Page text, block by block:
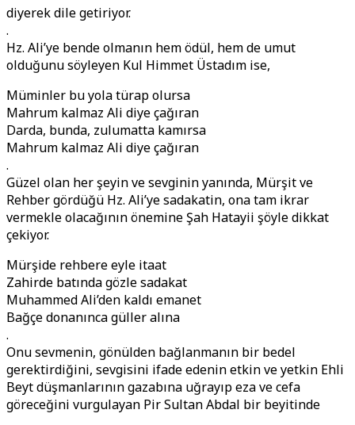
diyerek dile getiriyor.
.
Hz. Ali’ye bende olmanın hem ödül, hem de umut
olduğunu söyleyen Kul Himmet Üstadım ise,
Müminler bu yola türap olursa
Mahrum kalmaz Ali diye çağıran
Darda, bunda, zulumatta kamırsa
Mahrum kalmaz Ali diye çağıran
.
Güzel olan her şeyin ve sevginin yanında, Mürşit ve
Rehber gördüğü Hz. Ali’ye sadakatin, ona tam ikrar
vermekle olacağının önemine Şah Hatayii şöyle dikkat
çekiyor.
Mürşide rehbere eyle itaat
Zahirde batında gözle sadakat
Muhammed Ali’den kaldı emanet
Bağçe donanınca güller alına
.
Onu sevmenin, gönülden bağlanmanın bir bedel
gerektirdiğini, sevgisini ifade edenin etkin ve yetkin Ehli
Beyt düşmanlarının gazabına uğrayıp eza ve cefa
göreceğini vurgulayan Pir Sultan Abdal bir beyitinde